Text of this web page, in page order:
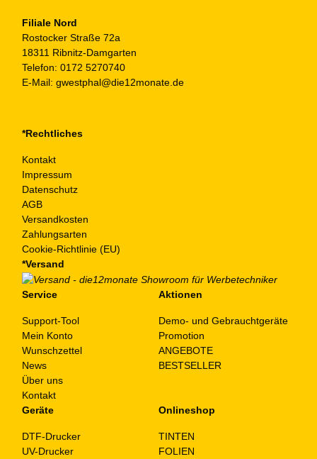
Filiale Nord
Rostocker Straße 72a
18311 Ribnitz-Damgarten
Telefon: 0172 5270740
E-Mail: gwestphal@die12monate.de
*Rechtliches
Kontakt
Impressum
Datenschutz
AGB
Versandkosten
Zahlungsarten
Cookie-Richtlinie (EU)
*Versand
Service
Support-Tool
Mein Konto
Wunschzettel
News
Über uns
Kontakt
Aktionen
Demo- und Gebrauchtgeräte
Promotion
ANGEBOTE
BESTSELLER
Geräte
DTF-Drucker
UV-Drucker
Onlineshop
TINTEN
FOLIEN